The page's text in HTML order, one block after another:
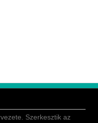
Szerkesztik az